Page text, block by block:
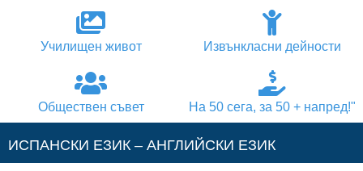
Училищен живот Извънкласни дейности
Обществен съвет На 50 сега, за 50 + напред!"
ИСПАНСКИ ЕЗИК – АНГЛИЙСКИ ЕЗИК